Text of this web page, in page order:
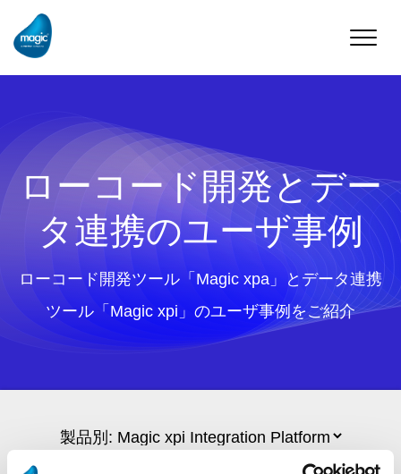
Toggle
ローコード開発とデー
タ連携のユーザ事例
ローコード開発ツール「Magic xpa」とデータ連携
ツール「Magic xpi」のユーザ事例をご紹介